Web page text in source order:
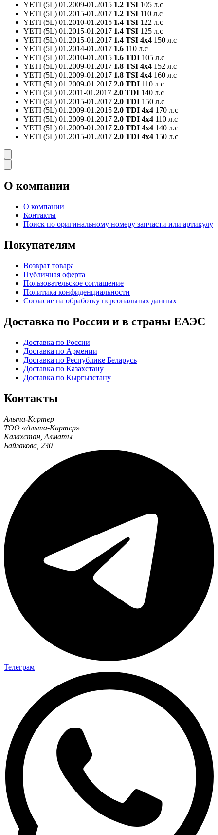
YETI (5L) 01.2009-01.2015 1.2 TSI 105 л.с
YETI (5L) 01.2015-01.2017 1.2 TSI 110 л.с
YETI (5L) 01.2010-01.2015 1.4 TSI 122 л.с
YETI (5L) 01.2015-01.2017 1.4 TSI 125 л.с
YETI (5L) 01.2015-01.2017 1.4 TSI 4x4 150 л.с
YETI (5L) 01.2014-01.2017 1.6 110 л.с
YETI (5L) 01.2010-01.2015 1.6 TDI 105 л.с
YETI (5L) 01.2009-01.2017 1.8 TSI 4x4 152 л.с
YETI (5L) 01.2009-01.2017 1.8 TSI 4x4 160 л.с
YETI (5L) 01.2009-01.2017 2.0 TDI 110 л.с
YETI (5L) 01.2011-01.2017 2.0 TDI 140 л.с
YETI (5L) 01.2015-01.2017 2.0 TDI 150 л.с
YETI (5L) 01.2009-01.2015 2.0 TDI 4x4 170 л.с
YETI (5L) 01.2009-01.2017 2.0 TDI 4x4 110 л.с
YETI (5L) 01.2009-01.2017 2.0 TDI 4x4 140 л.с
YETI (5L) 01.2015-01.2017 2.0 TDI 4x4 150 л.с
О компании
О компании
Контакты
Поиск по оригинальному номеру запчасти или артикулу
Покупателям
Возврат товара
Публичная оферта
Пользовательское соглашение
Политика конфиденциальности
Согласие на обработку персональных данных
Доставка по России и в страны ЕАЭС
Доставка по России
Доставка по Армении
Доставка по Республике Беларусь
Доставка по Казахстану
Доставка по Кыргызстану
Контакты
Альта-Картер
ТОО «Альта-Картер»
Казахстан Алматы
Байзакова, 230
Телеграм